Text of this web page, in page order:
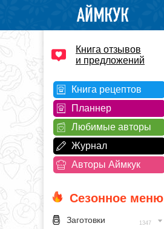
Книга отзывов
и предложений
Книга рецептов
Планнер
Любимые авторы
Журнал
Авторы Аймкук
Сезонное меню
Заготовки 1347